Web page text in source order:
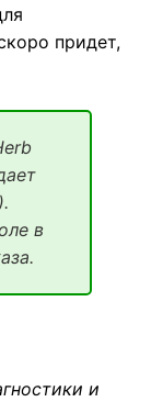
придет,
в
и